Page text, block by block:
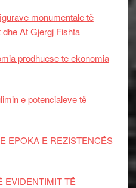
monumentale të
At Gjergj Fishta
prodhuese te ekonomia
e potencialeve të
EPOKA E REZISTENCЁS
EVIDENTIMIT TË